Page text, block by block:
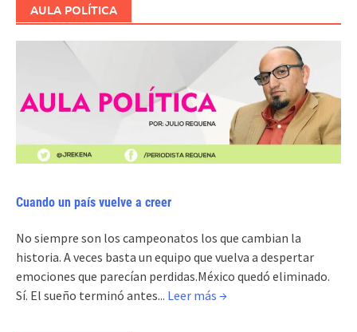
AULA POLÍTICA
Cuando un país vuelve a creer
No siempre son los campeonatos los que cambian la
historia. A veces basta un equipo que vuelva a despertar
emociones que parecían perdidas.México quedó eliminado.
Sí. El sueño terminó antes... Leer más →